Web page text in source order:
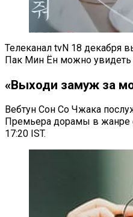
Телеканал tvN 18 декабря
Пак Мин Ён можно увидеть
«Выходи замуж за
Вебтун Сон Со Чжака
Премьера дорамы в жанре
17:20 IST.